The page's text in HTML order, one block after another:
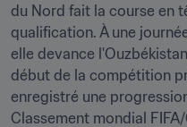
du Nord fait la course en
qualification. À une
elle devance
début de la compétition
enregistré une
Classement mondial